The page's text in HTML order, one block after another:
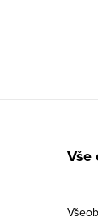
Vše